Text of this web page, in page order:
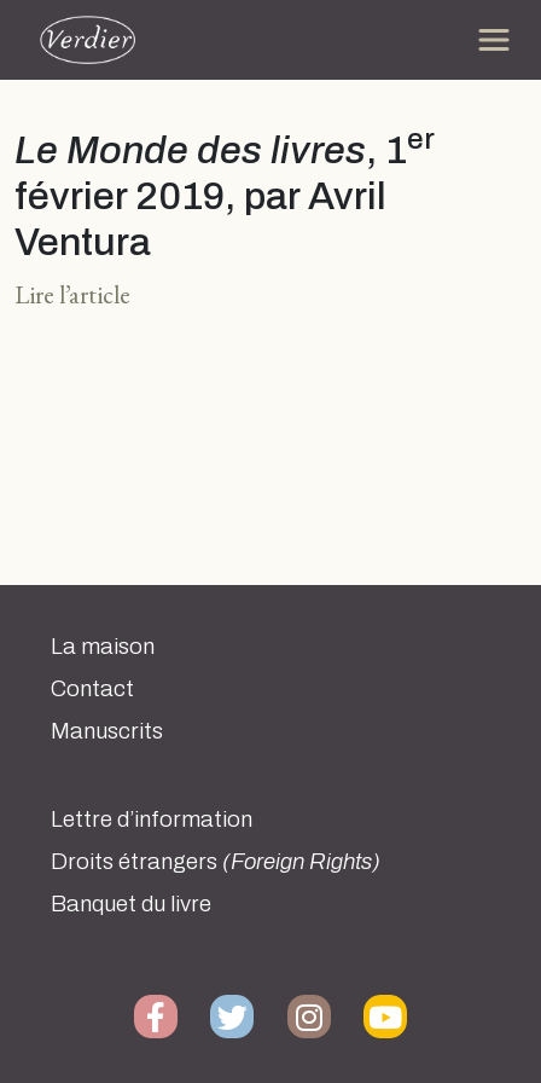
Le Monde des livres, 1er
février 2019, par Avril
Ventura
Lire l’article
La maison
Contact
Manuscrits
Lettre d’information
Droits étrangers (Foreign Rights)
Banquet du livre